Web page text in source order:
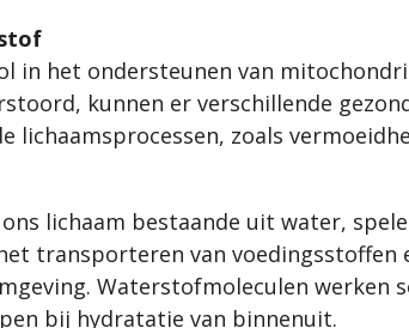
in het ondersteunen van
kunnen er verschillende
lichaamsprocessen, zoals
ons lichaam bestaande uit water,
transporteren van voedingsstoffen
Waterstofmoleculen werken
bij hydratatie van binnenuit.